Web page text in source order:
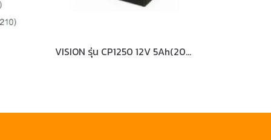
VISION รุ่น CP1250 12V 5Ah(20hr)